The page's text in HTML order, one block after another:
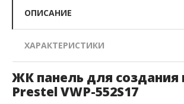
ОПИСАНИЕ
ХАРАКТЕРИСТИКИ
ЖК панель для создания
Prestel VWP-552S17